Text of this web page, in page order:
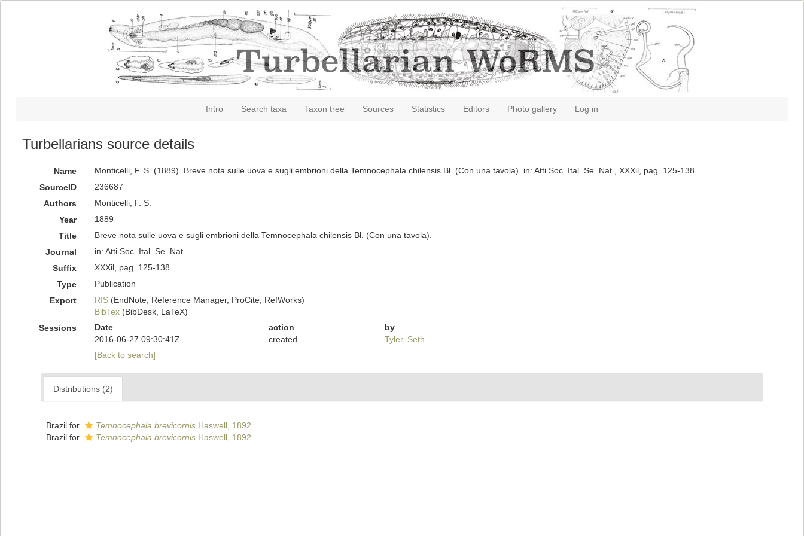
Intro Search taxa Taxon tree Sources Statistics Editors Photo gallery Log in
Turbellarians source details
Name
Monticelli, F. S. (1889). Breve nota sulle uova e sugli embrioni della Temnocephala chilensis Bl. (Con una tavola). in: Atti Soc. Ital. Se. Nat., XXXil, pag. 125-138
SourceID
236687
Authors
Monticelli, F. S.
Year
1889
Title
Breve nota sulle uova e sugli embrioni della Temnocephala chilensis Bl. (Con una tavola).
Journal
in: Atti Soc. Ital. Se. Nat.
Suffix
XXXil, pag. 125-138
Type
Publication
Export
RIS(EndNote, Reference Manager, ProCite, RefWorks)
BibTex(BibDesk, LaTeX)
Sessions
Date action
by
2016-06-27 09:30:41Z
created
Tyler, Seth
[Back to search]
Distributions (2)
Brazil for Temnocephala brevicornis Haswell, 1892
Brazil for
Temnocephala brevicornis Haswell, 1892